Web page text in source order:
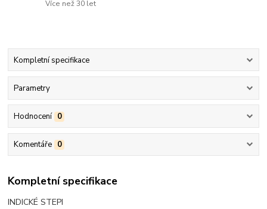
Více než 30 let
Kompletní specifikace
Parametry
Hodnocení 0
Komentáře 0
Kompletní specifikace
INDICKÉ STEPI